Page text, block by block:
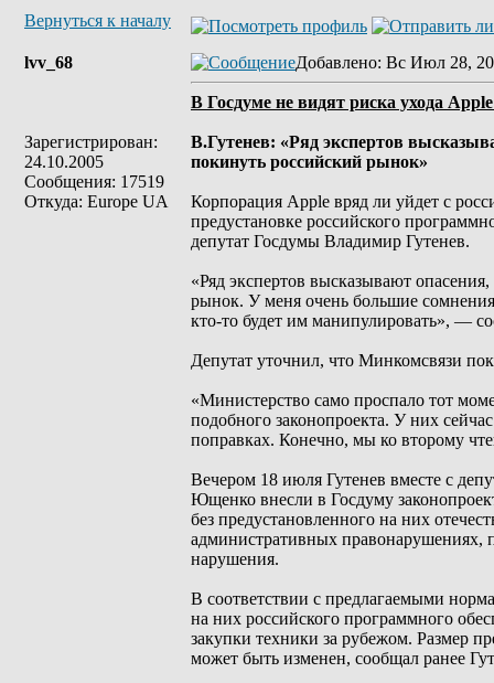
Вернуться к началу
lvv_68
Зарегистрирован:
24.10.2005
Сообщения: 17519
Откуда: Europe UA
Добавлено: Вс Июл 28,
В Госдуме не видят риска ухода
В.Гутенев: «Ряд экспертов
покинуть российский рынок»
Корпорация Apple вряд ли уйдет с
предустановке российского
депутат Госдумы Владимир Гутенев.
«Ряд экспертов высказывают
рынок. У меня очень большие
кто-то будет им манипулировать», —
Депутат уточнил, что Минкомсвязи
«Министерство само проспало тот
подобного законопроекта. У них
поправках. Конечно, мы ко второму
Вечером 18 июля Гутенев вместе с
Ющенко внесли в Госдуму
без предустановленного на них
административных правонарушениях,
нарушения.
В соответствии с предлагаемыми
на них российского программного
закупки техники за рубежом. Размер
может быть изменен, сообщал ранее